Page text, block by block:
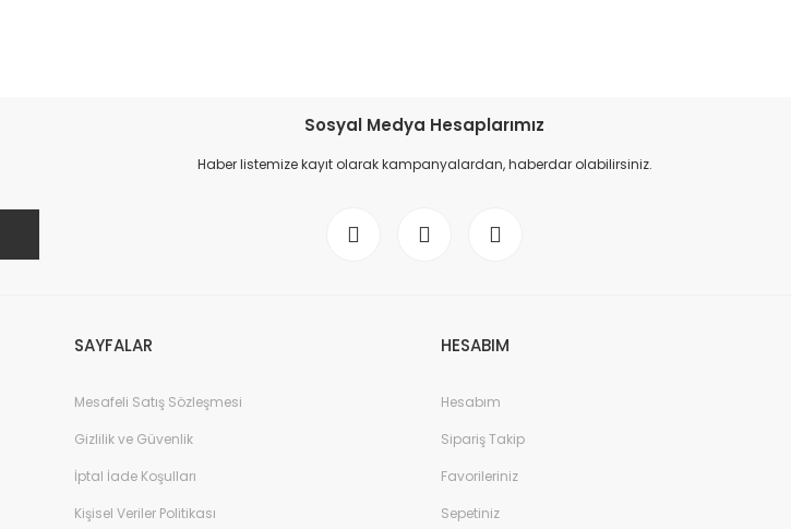
Sosyal Medya Hesaplarımız
Haber listemize kayıt olarak kampanyalardan, haberdar olabilirsiniz.
SAYFALAR
Mesafeli Satış Sözleşmesi
Gizlilik ve Güvenlik
İptal İade Koşulları
Kişisel Veriler Politikası
HESABIM
Hesabım
Sipariş Takip
Favorileriniz
Sepetiniz